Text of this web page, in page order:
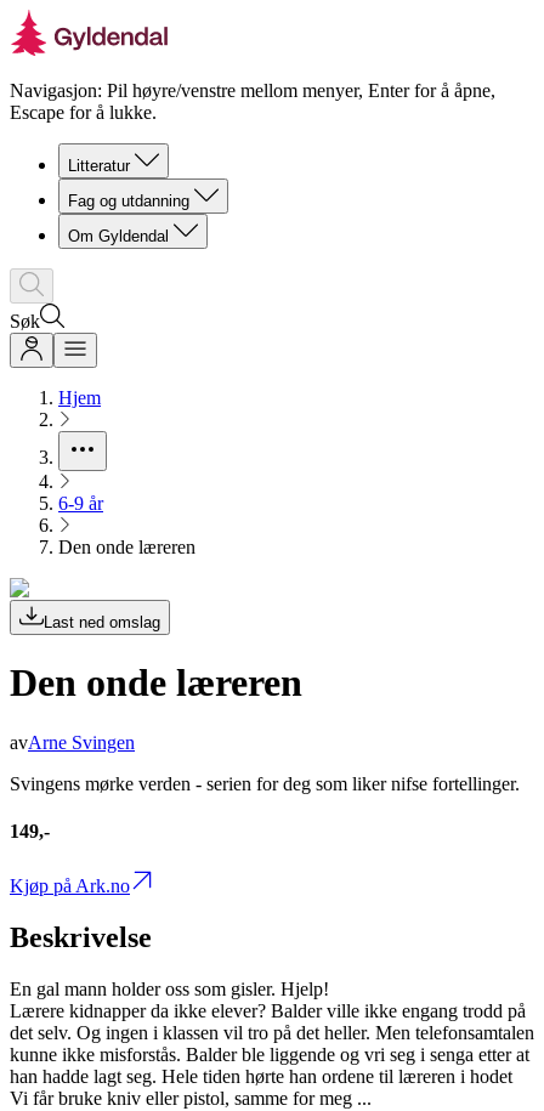
Navigasjon: Pil høyre/venstre mellom menyer, Enter for å åpne,
Escape for å lukke.
Litteratur
Fag og utdanning
Om Gyldendal
Søk
Hjem
6-9 år
Den onde læreren
Last ned omslag
Den onde læreren
avArne Svingen
Svingens mørke verden - serien for deg som liker nifse fortellinger.
149,-
Kjøp på Ark.no
Beskrivelse
En gal mann holder oss som gisler. Hjelp!
Lærere kidnapper da ikke elever? Balder ville ikke engang trodd på
det selv. Og ingen i klassen vil tro på det heller. Men telefonsamtalen
kunne ikke misforstås. Balder ble liggende og vri seg i senga etter at
han hadde lagt seg. Hele tiden hørte han ordene til læreren i hodet
Vi får bruke kniv eller pistol, samme for meg ...